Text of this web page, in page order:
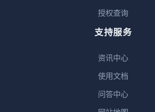
授权查询
支持服务
资讯中心
使用文档
问答中心